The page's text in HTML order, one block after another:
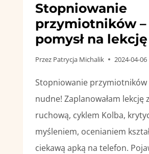
Stopniowanie
przymiotników
pomysł na lekcję
Przez Patrycja Michalik 2024-04-06
Stopniowanie przymiotników
nudne! Zaplanowałam lekcję
ruchową, cyklem Kolba,
myśleniem, ocenianiem
ciekawą apką na telefon.